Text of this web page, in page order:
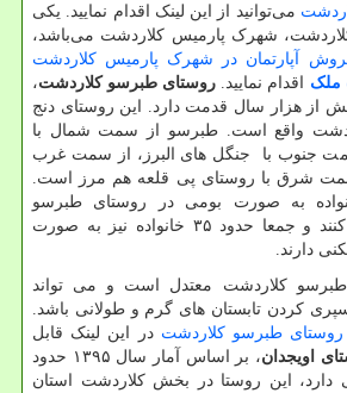
می‌توانید از این لینک اقدام نمایید. یکی
شهرک پارمیس کلاردشت می‌باشد،
آپارتمان در شهرک پارمیس کلاردشت
ملک اقدام نمایید. روستای طبرسو کلاردشت،
بیش از هزار سال قدمت دارد. این روستای دنج
واقع است. طبرسو از سمت شمال با
جنوب با جنگل های البرز، از سمت غرب
سمت شرق با روستای پی قلعه هم مرز است.
کلی ۶۵ خانواده به صورت بومی در روستای طبرسو
کلاردشت زندگی می کنند و جمعا حدود ۳۵ خانواده نیز به صورت
دارند.
کلاردشت معتدل است و می تواند
کردن تابستان های گرم و طولانی باشد.
روستای طبرسو کلاردشت در این لینک قابل
اویجدان
، بر اساس آمار سال ۱۳۹۵ حدود
دارد، این روستا در بخش کلاردشت استان